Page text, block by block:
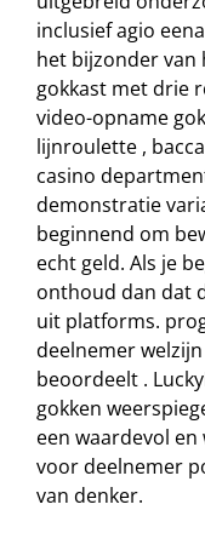
inclusief agio
het bijzonder van
gokkast met drie
video-opname
lijnroulette ,
casino
demonstratie
beginnend om
echt geld. Als je
onthoud dan dat
uit platforms.
deelnemer
beoordeelt .
gokken
een waardevol
voor deelnemer
van denker.